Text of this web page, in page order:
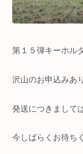
第１５弾キーホル
沢山のお申込みあ
発送につきまして
今しばらくお待ち